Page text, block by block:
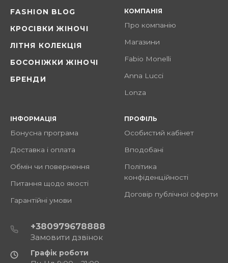
FASHION BLOG
КРОСІВКИ ЖІНОЧІ
ЛІТНЯ КОЛЕКЦІЯ
БОСОНІЖКИ ЖІНОЧІ
БРЕНДИ
КОМПАНІЯ
Про компанію
Магазини
Fabio Monelli
Anna Lucci
Lonza
ІНФОРМАЦІЯ
Бонусна програма
Доставка і оплата
Обмін чи повернення
Питання щодо якості
Гарантійні умови
ПРОФІЛЬ
Особистий кабінет
Вподобані
Політика
конфіденційності
Договір публічної оферти
+380979678888
Замовити дзвінок
Графік роботи